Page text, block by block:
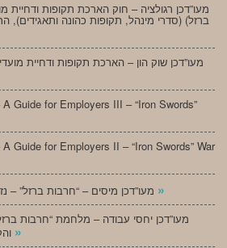
מעו”דכן רגולציה – חוק הארכת תקופות
ברזל) (סדרי מינהל, תקופות כהונה ותאגידים), התשפ”ד-2023 –
מעו”דכן שוק הון – הארכת תקופות ודחיית
Guide for Employers III – “Iron Swords”
Guide for Employers II – “Iron Swords” War
»
מעו”דכן יחסי עבודה – מלחמת “חרבות
»